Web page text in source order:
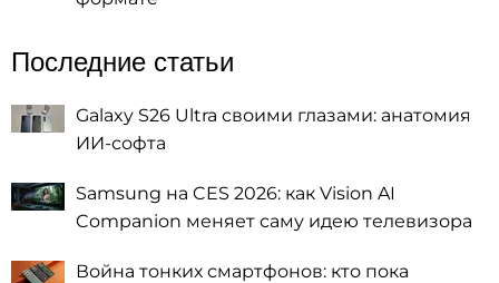
Последние статьи
Galaxy S26 Ultra своими глазами: анатомия
ИИ-софта
Samsung на CES 2026: как Vision AI
Companion меняет саму идею телевизора
Война тонких смартфонов: кто пока